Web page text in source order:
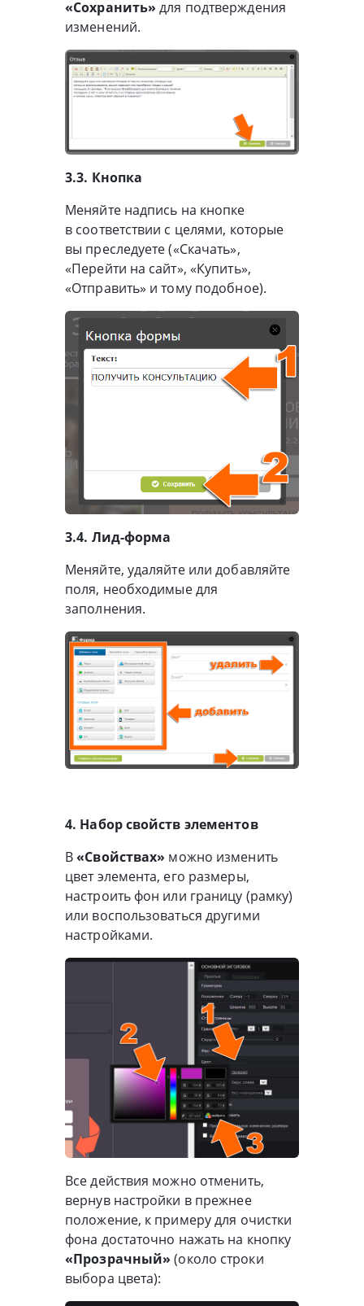
«Сохранить» для подтверждения
изменений.
3.3. Кнопка
Меняйте надпись на кнопке
в соответствии с целями, которые
вы преследуете («Скачать»,
«Перейти на сайт», «Купить»,
«Отправить» и тому подобное).
3.4. Лид-форма
Меняйте, удаляйте или добавляйте
поля, необходимые для
заполнения.
4. Набор свойств элементов
В«Свойствах» можно изменить
цвет элемента, его размеры,
настроить фон или границу (рамку)
или воспользоваться другими
настройками.
Все действия можно отменить,
вернув настройки в прежнее
положение, к примеру для очистки
фона достаточно нажать на кнопку
«Прозрачный» (около строки
выбора цвета):